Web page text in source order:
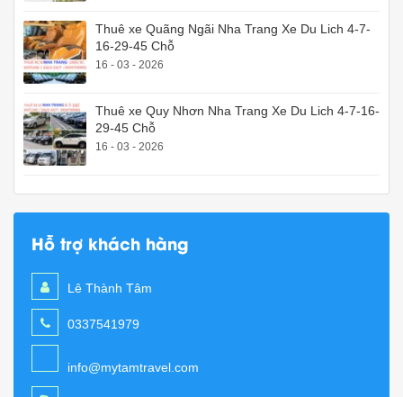
Thuê xe Quãng Ngãi Nha Trang Xe Du Lich 4-7-
16-29-45 Chỗ
16 - 03 - 2026
Thuê xe Quy Nhơn Nha Trang Xe Du Lich 4-7-16-
29-45 Chỗ
16 - 03 - 2026
Hỗ trợ khách hàng
Lê Thành Tâm
0337541979
info@mytamtravel.com